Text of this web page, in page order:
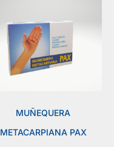
MUÑEQUERA
METACARPIANA PAX